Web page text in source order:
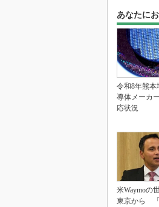
あなたに
令和8年熊本
導体メーカ
応状況
米Waymoの
東京から